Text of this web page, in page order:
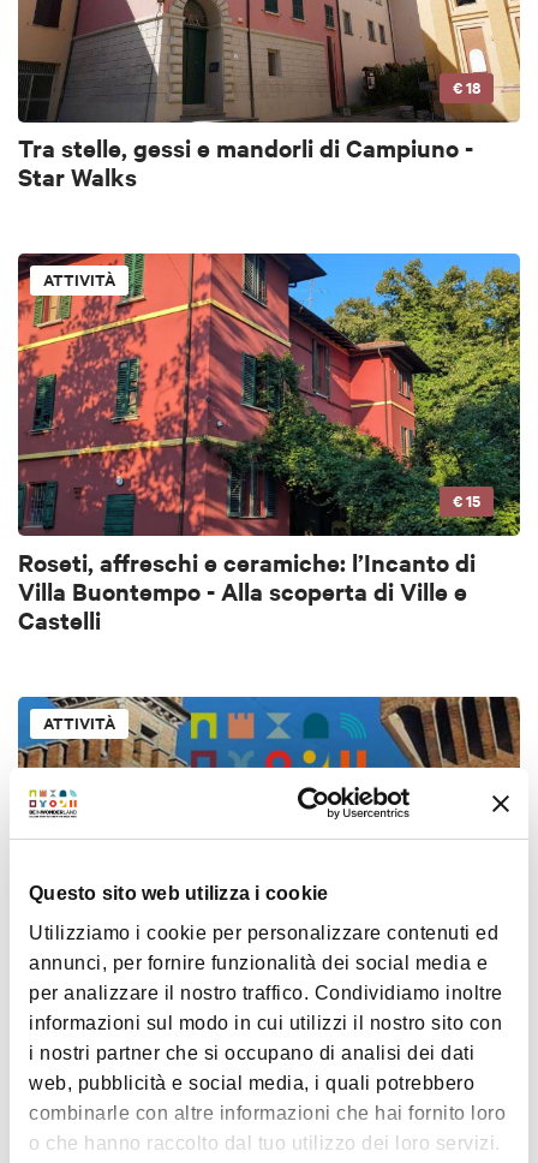
Questo sito web utilizza i cookie
Utilizziamo i cookie per personalizzare contenuti ed
annunci, per fornire funzionalità dei social media e
per analizzare il nostro traffico. Condividiamo inoltre
informazioni sul modo in cui utilizzi il nostro sito con
i nostri partner che si occupano di analisi dei dati
web, pubblicità e social media, i quali potrebbero
combinarle con altre informazioni che hai fornito loro
o che hanno raccolto dal tuo utilizzo dei loro servizi.
€ 18
Tra stelle, gessi e mandorli di Campiuno -
Star Walks
ATTIVITÀ
€ 15
Roseti, affreschi e ceramiche: l’Incanto di
Villa Buontempo - Alla scoperta di Ville e
Castelli
ATTIVITÀ
€ 25
Di Torre in Torre
ATTIVITÀ